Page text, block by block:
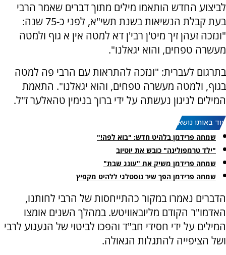
לביצוע החדש הותאמו מילים מתוך דברים שאמר הרבי
בעת קבלת הנשיאות בשנת תשי"א, לפני כ-75 שנה:
"ונזכה זעהן זיך מיט'ן רבי'ן דא למטה אין א גוף ולמטה
מעשרה טפחים, והוא יגאלנו".
בתרגום לעברית: "ונזכה להתראות עם הרבי פה למטה
בגוף, ולמטה מעשרה טפחים, והוא יגאלנו". התאמת
המילים לניגון נעשתה על ידי ברוך בנימין טהאלער ז"ל.
עוד באותו נושא:
שמחה פרידמן בלהיט חדש: "בוא לפה!"
"ילד טרמפולינה" כובש את יוטיוב
שמחה פרידמן משיק את "עונג שבת"
שמחה פרידמן הפך שיר נוסטלגי ללהיט מקפיץ
הדברים נאמרו במקור כהתייחסות של הרבי לחותנו,
האדמו"ר הקודם מליובאוויטש. במהלך השנים אומצו
המילים על ידי חסידי חב"ד והפכו לביטוי של הגעגוע לרבי
ושל הציפייה להתגלות הגאולה.